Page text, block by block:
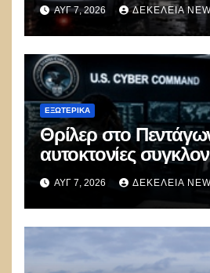
πολιτικός πανικός
ΑΥΓ 7, 2026 ΔΕΚΈΛΕΙΑ
ΕΞΩΤΕΡΙΚΑ
Θρίλερ στο
αυτοκτονίες
μυστικό στρατό
κυβερνοπολέμου
ΑΥΓ 7, 2026 ΔΕΚΈΛΕΙΑ